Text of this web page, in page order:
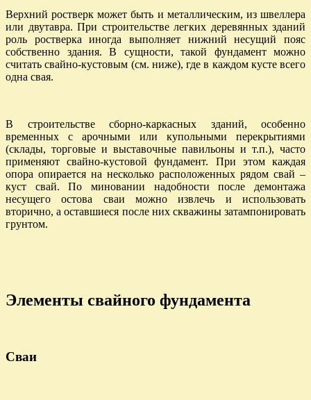
Верхний ростверк может быть и металлическим, из швеллера
или двутавра. При строительстве легких деревянных зданий
роль ростверка иногда выполняет нижний несущий пояс
собственно здания. В сущности, такой фундамент можно
считать свайно-кустовым (см. ниже), где в каждом кусте всего
одна свая.
В строительстве сборно-каркасных зданий, особенно
временных с арочными или купольными перекрытиями
(склады, торговые и выставочные павильоны и т.п.), часто
применяют свайно-кустовой фундамент. При этом каждая
опора опирается на несколько расположенных рядом свай –
куст свай. По миновании надобности после демонтажа
несущего остова сваи можно извлечь и использовать
вторично, а оставшиеся после них скважины затампонировать
грунтом.
Элементы свайного фундамента
Сваи